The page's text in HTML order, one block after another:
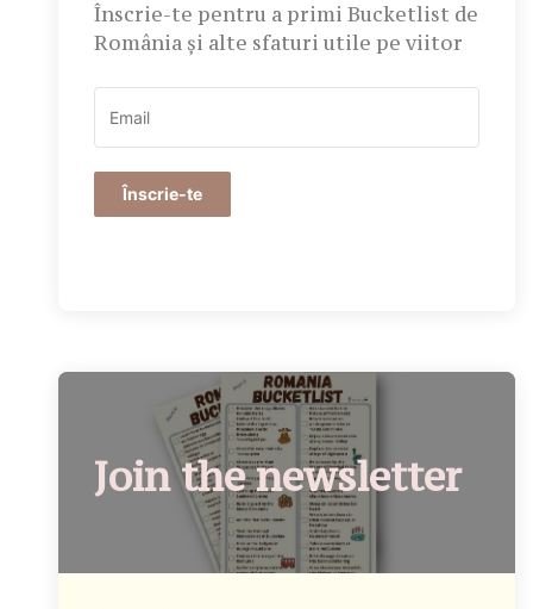
Înscrie-te pentru a primi Bucketlist de
România și alte sfaturi utile pe viitor
Înscrie-te
Join the newsletter